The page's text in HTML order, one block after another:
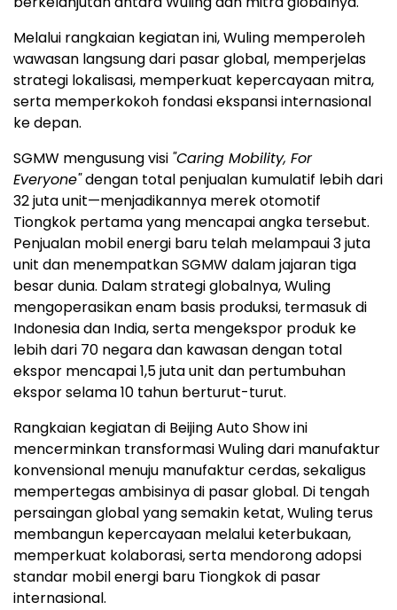
Melalui rangkaian kegiatan ini, Wuling memperoleh
wawasan langsung dari pasar global, memperjelas
strategi lokalisasi, memperkuat kepercayaan mitra,
serta memperkokoh fondasi ekspansi internasional
ke depan.
SGMW mengusung visi "Caring Mobility, For
Everyone"dengan total penjualan kumulatif lebih dari
32 juta unit—menjadikannya merek otomotif
Tiongkok pertama yang mencapai angka tersebut.
Penjualan mobil energi baru telah melampaui 3 juta
unit dan menempatkan SGMW dalam jajaran tiga
besar dunia. Dalam strategi globalnya, Wuling
mengoperasikan enam basis produksi, termasuk di
Indonesia dan India, serta mengekspor produk ke
lebih dari 70 negara dan kawasan dengan total
ekspor mencapai 1,5 juta unit dan pertumbuhan
ekspor selama 10 tahun berturut-turut.
Rangkaian kegiatan di Beijing Auto Show ini
mencerminkan transformasi Wuling dari manufaktur
konvensional menuju manufaktur cerdas, sekaligus
mempertegas ambisinya di pasar global. Di tengah
persaingan global yang semakin ketat, Wuling terus
membangun kepercayaan melalui keterbukaan,
memperkuat kolaborasi, serta mendorong adopsi
standar mobil energi baru Tiongkok di pasar
internasional.